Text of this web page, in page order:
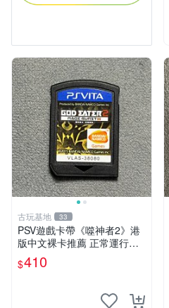
古玩基地 33
PSV遊戲卡帶《噬神者2》港
版中文裸卡推薦 正常運行適
用PSV機嚴選商品 可收藏 港
版 PSV 卡帶 噴射型 獎杯機
$410